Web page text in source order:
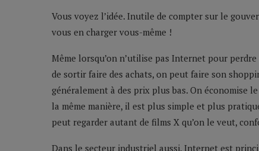
Vous voyez l’idée. Inutile de compter sur le
vous en charger vous-même !
Même lorsqu’on n’utilise pas Internet pour
de sortir faire des achats, on peut faire son
généralement à des prix plus bas. On économise
la même manière, il est plus simple et plus
peut regarder autant de films X qu’on le veut,
Dans le secteur industriel aussi, Internet est